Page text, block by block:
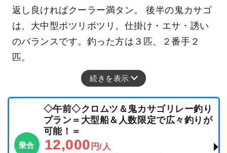
返し良ければクーラー満タン。 後半の鬼カサゴ
は、大中型ポツリポツリ。仕掛け・エサ・誘い
のバランスです。釣った方は３匹、２番手２
匹。
続きを表示
乗合
◇午前◇クロムツ＆鬼カサゴリレー釣り
プラン＝大型船＆人数限定で広々釣りが
可能！＝
12,000 円/人